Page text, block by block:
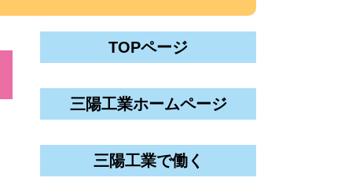
TOPページ
三陽工業ホームページ
三陽工業で働く